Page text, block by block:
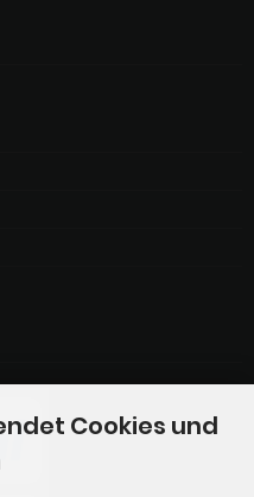
Cookies und